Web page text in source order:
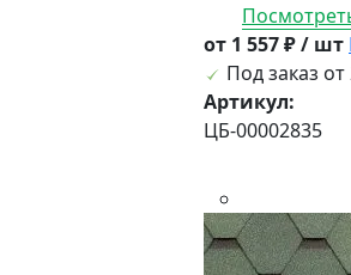
от 1 557 ₽ / шт
Под заказ от
Артикул:
ЦБ-00002835